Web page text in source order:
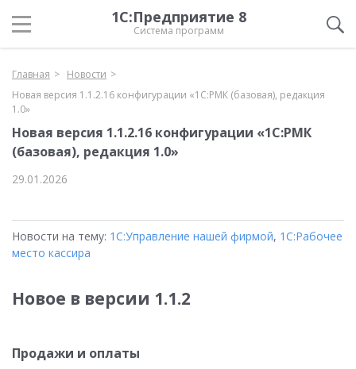
1С:Предприятие 8
Система программ
Главная
Новости
Новая версия 1.1.2.16 конфигурации «1С:РМК (базовая), редакция
1.0»
Новая версия 1.1.2.16 конфигурации «1С:РМК
(базовая), редакция 1.0»
29.01.2026
Новости на тему: 1С:Управление нашей фирмой, 1С:Рабочее
место кассира
Новое в версии 1.1.2
Продажи и оплаты